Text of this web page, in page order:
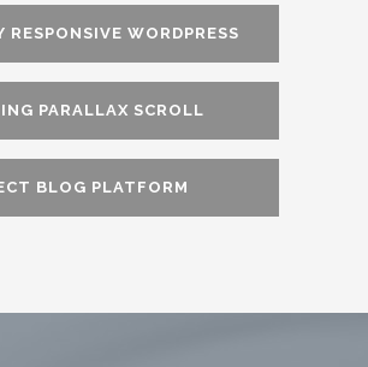
RESPONSIVE WORDPRESS
PARALLAX SCROLL
BLOG PLATFORM